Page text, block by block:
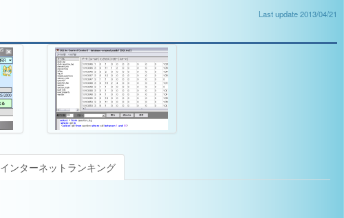
Last update 2013/04/21
インターネットランキング